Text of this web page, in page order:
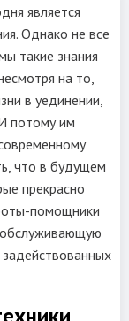
является
Однако не все
такие знания
на то,
в уединении,
потому им
что в будущем
прекрасно
помощники